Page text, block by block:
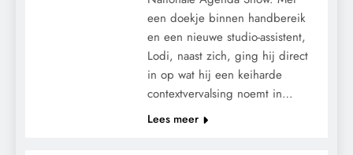
een doekje binnen handbereik
en een nieuwe studio-assistent,
Lodi, naast zich, ging hij direct
in op wat hij een keiharde
contextvervalsing noemt in…
Lees meer